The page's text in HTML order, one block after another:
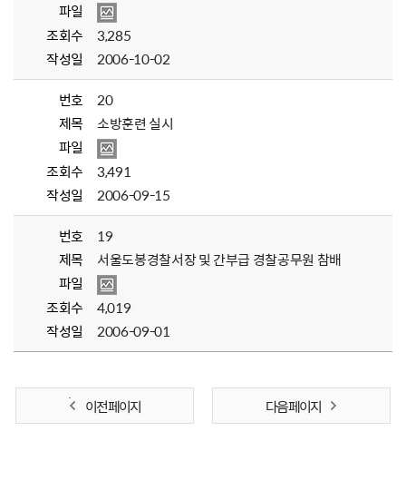
파일
조회수
3,285
작성일
2006-10-02
번호
20
제목
소방훈련 실시
파일
조회수
3,491
작성일
2006-09-15
번호
19
제목
서울도봉경찰서장 및 간부급 경찰공무원 참배
파일
조회수
4,019
작성일
2006-09-01
이전 페이지 다음 페이지